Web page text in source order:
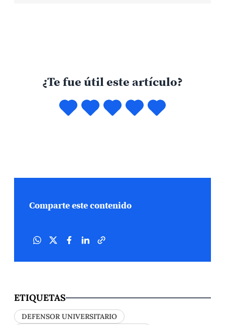
¿Te fue útil este artículo?
Comparte este contenido
ETIQUETAS
DEFENSOR UNIVERSITARIO